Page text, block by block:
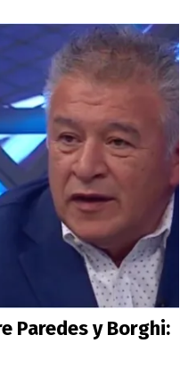
Paredes y Borghi: